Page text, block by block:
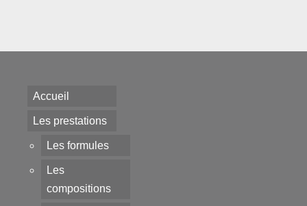
Accueil
Les prestations
Les formules
Les
compositions